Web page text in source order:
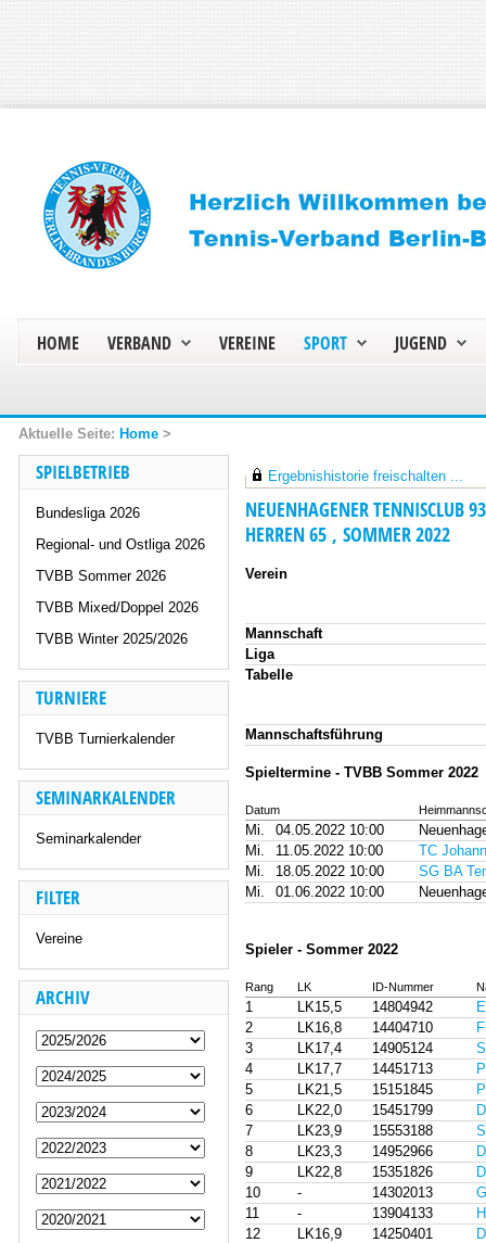
HOME VERBAND VEREINE SPORT JUGEND
Home >
SPIELBETRIEB
Bundesliga 2026
Regional- und Ostliga 2026
TVBB Sommer 2026
TVBB Mixed/Doppel 2026
TVBB Winter 2025/2026
TURNIERE
TVBB Turnierkalender
SEMINARKALENDER
Seminarkalender
FILTER
Vereine
ARCHIV
Ergebnishistorie freischalten ...
NEUENHAGENER TENNISCLUB
HERREN 65 , SOMMER 2022
Verein
Mannschaft
Liga
Tabelle
Mannschaftsführung
Spieltermine - TVBB Sommer 2022
Datum
Mi. 04.05.2022 10:00
Mi.
11.05.2022 10:00
TC
Mi.
18.05.2022 10:00
SG BA
Mi.
01.06.2022 10:00
Spieler - Sommer 2022
Rang LK ID-Nummer
1 LK15,5 14804942
2
LK16,8 14404710
3
LK17,4 14905124
4
LK17,7 14451713
5
LK21,5 15151845
6
LK22,0 15451799
7
LK23,9 15553188
8
LK23,3 14952966
9
LK22,8 15351826
10
- 14302013
11
- 13904133
12
LK16,9 14250401